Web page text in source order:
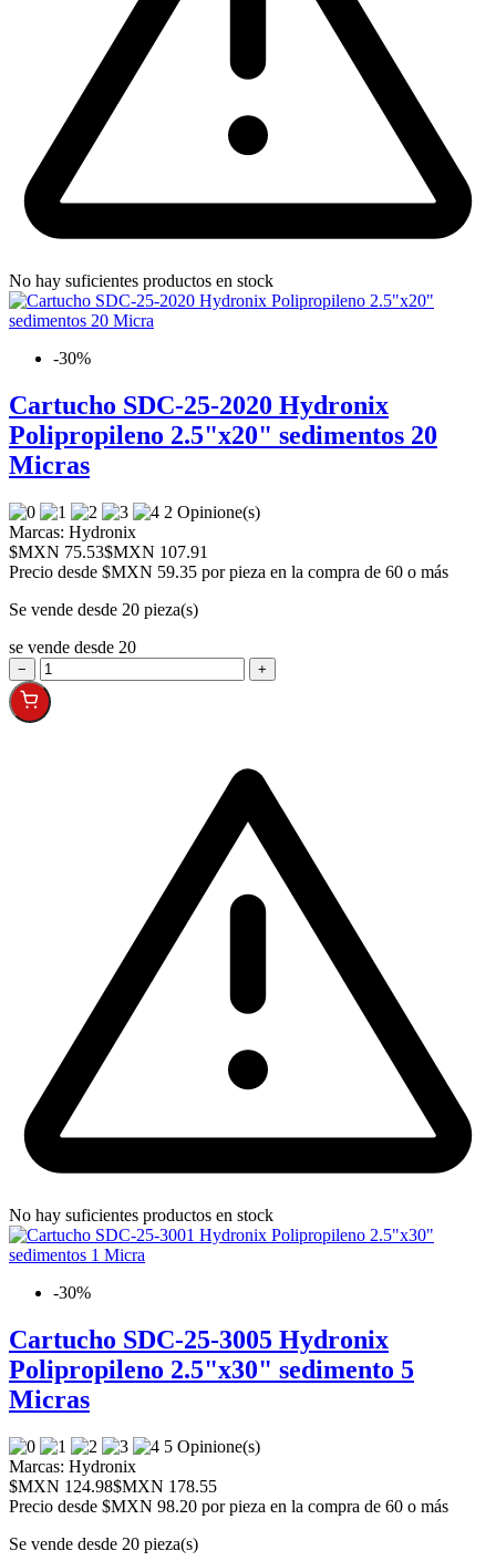
No hay suficientes productos en stock
-30%
Cartucho SDC-25-2020 Hydronix
Polipropileno 2.5"x20" sedimentos 20
Micras
2 Opinione(s)
Marcas: Hydronix
$MXN 75.53$MXN 107.91
Precio desde $MXN 59.35 por pieza en la compra de 60 o más
Se vende desde 20 pieza(s)
se vende desde 20
− +
No hay suficientes productos en stock
-30%
Cartucho SDC-25-3005 Hydronix
Polipropileno 2.5"x30" sedimento 5
Micras
5 Opinione(s)
Marcas: Hydronix
$MXN 124.98$MXN 178.55
Precio desde $MXN 98.20 por pieza en la compra de 60 o más
Se vende desde 20 pieza(s)